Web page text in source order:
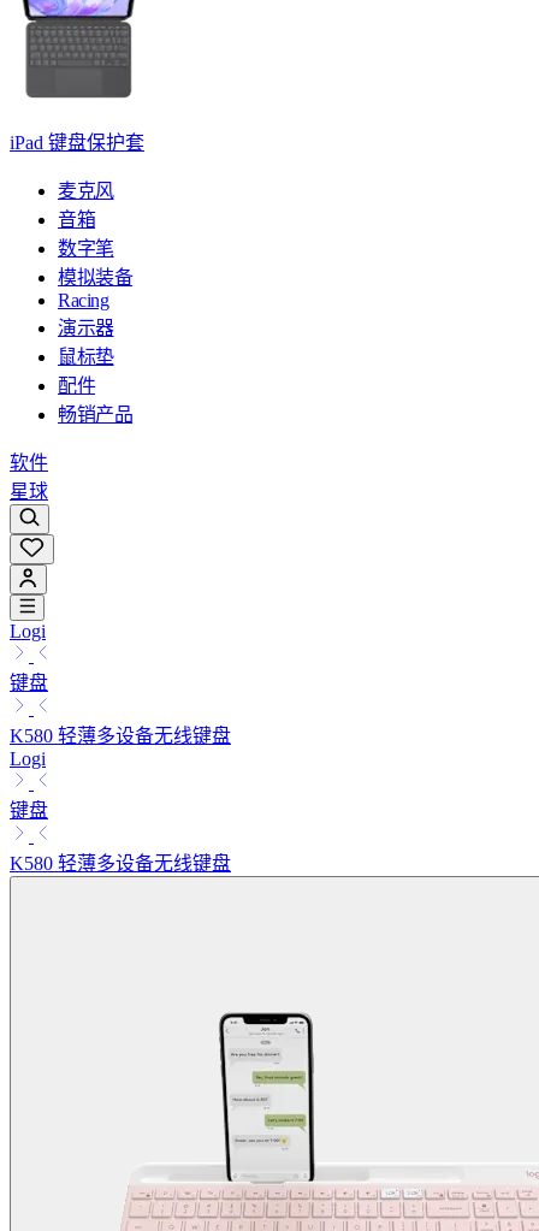
iPad 键盘保护套
麦克风
音箱
数字笔
模拟装备
Racing
演示器
鼠标垫
配件
畅销产品
软件
星球
Logi
键盘
K580 轻薄多设备无线键盘
Logi
键盘
K580 轻薄多设备无线键盘